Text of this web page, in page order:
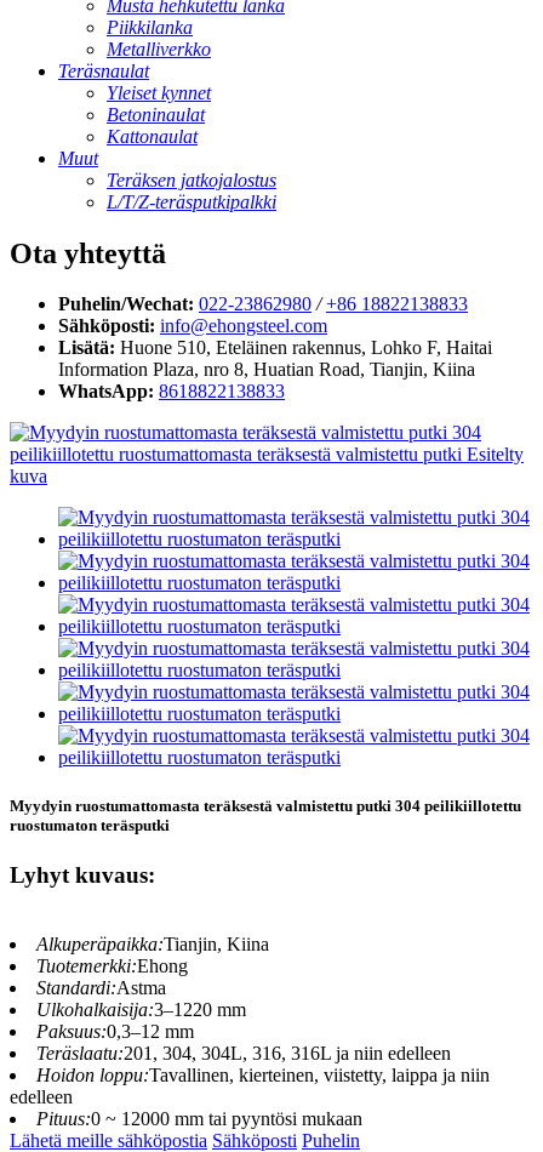
Musta hehkutettu lanka
Piikkilanka
Metalliverkko
Teräsnaulat
Yleiset kynnet
Betoninaulat
Kattonaulat
Muut
Teräksen jatkojalostus
L/T/Z-teräsputkipalkki
Ota yhteyttä
Puhelin/Wechat: 022-23862980 / +86 18822138833
Sähköposti: info@ehongsteel.com
Lisätä: Huone 510, Eteläinen rakennus, Lohko F, ​​Haitai
Information Plaza, nro 8, Huatian Road, Tianjin, Kiina
WhatsApp: 8618822138833
Myydyin ruostumattomasta teräksestä valmistettu putki 304 peilikiillotettu
ruostumaton teräsputki
Lyhyt kuvaus:
Alkuperäpaikka:Tianjin, Kiina
Tuotemerkki:Ehong
Standardi:Astma
Ulkohalkaisija:3–1220 mm
Paksuus:0,3–12 mm
Teräslaatu:201, 304, 304L, 316, 316L ja niin edelleen
Hoidon loppu:Tavallinen, kierteinen, viistetty, laippa ja niin
edelleen
Pituus:0 ~ 12000 mm tai pyyntösi mukaan
Lähetä meille sähköpostia Sähköposti Puhelin